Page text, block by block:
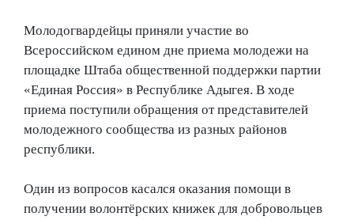
Молодогвардейцы приняли участие во
Всероссийском едином дне приема молодежи на
площадке Штаба общественной поддержки партии
«Единая Россия» в Республике Адыгея. В ходе
приема поступили обращения от представителей
молодежного сообщества из разных районов
республики.
Один из вопросов касался оказания помощи в
получении волонтёрских книжек для добровольцев